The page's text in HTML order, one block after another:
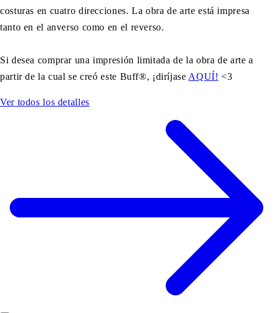
costuras en cuatro direcciones. La obra de arte está impresa
tanto en el anverso como en el reverso.
Si desea comprar una impresión limitada de la obra de arte a
partir de la cual se creó este Buff®, ¡diríjase AQUÍ! <3
Ver todos los detalles